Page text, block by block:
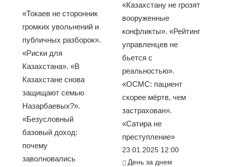
«Токаев не сторонник
громких увольнений и
публичных разборок».
«Риски для
Казахстана». «В
Казахстане снова
защищают семью
Назарбаевых?».
«Безусловный
базовый доход:
почему
заволновались
«Казахстану не грозят
вооруженные
конфликты». «Рейтинг
управленцев не
бьется с
реальностью».
«ОСМС: пациент
скорее мёртв, чем
застрахован».
«Сатира не
преступление»
23.01.2025 12:00
День за днем